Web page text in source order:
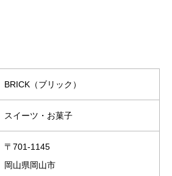
BRICK（ブリック）
スイーツ・お菓子
〒701-1145
岡山県岡山市